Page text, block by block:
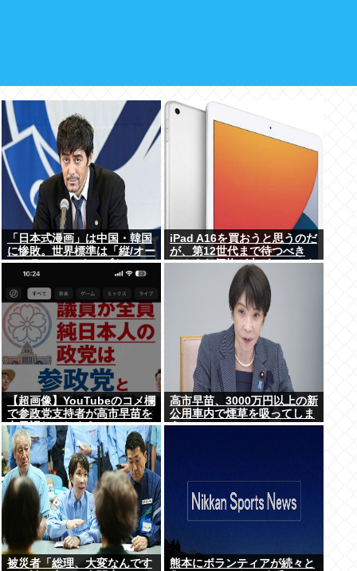
「日本式漫画」は中国・韓国
に惨敗。世界標準は「縦/オー
ルカラー」の”ウェブトゥー
ン”に
iPad A16を買おうと思うのだ
が、第12世代まで待つべき
か？まだ価格が上がっていく
ようなら、いま買っときたい
【超画像】YouTubeのコメ欄
で参政党支持者が高市早苗を
在日認してしまうwww
高市早苗、3000万円以上の新
公用車内で煙草を吸ってしま
う…
被災者「総理、大変なんです
熊本にボランティアが続々と